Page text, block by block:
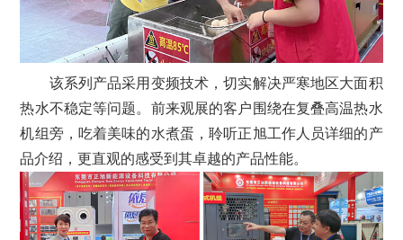
该系列产品采用变频技术，切实解决严寒地区大面积
热水不稳定等问题。前来观展的客户围绕在复叠高温热水
机组旁，吃着美味的水煮蛋，聆听正旭工作人员详细的产
品介绍，更直观的感受到其卓越的产品性能。